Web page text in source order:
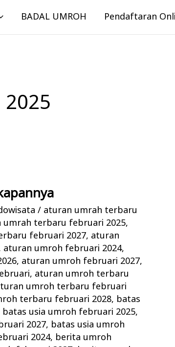
BADAL UMROH Pendaftaran
/ aturan umrah terbaru
umrah terbaru februari 2025,
februari 2027, aturan
aturan umroh februari 2024,
, aturan umroh februari 2027,
, aturan umroh terbaru
umroh terbaru februari
terbaru februari 2028, batas
batas usia umroh februari 2025,
2027, batas usia umroh
2024, berita umroh